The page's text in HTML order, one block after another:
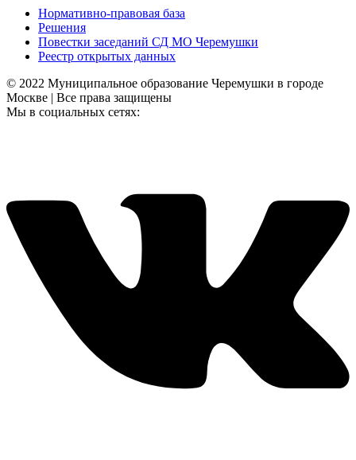
Нормативно-правовая база
Решения
Повестки заседаний СД МО Черемушки
Реестр открытых данных
© 2022 Муниципальное образование Черемушки в городе
Москве | Все права защищены
Мы в социальных сетях: